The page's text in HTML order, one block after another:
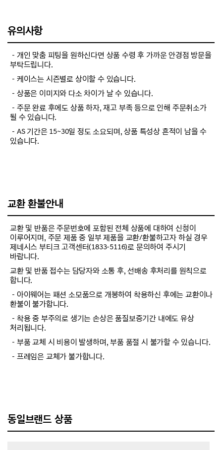
유의사항
－개인 맞춤 피팅을 원하신다면 상품 수령 후 가까운 안경점 방문을
부탁드립니다.
－케이스는 시즌별로 상이할 수 있습니다.
－상품은 이미지와 다소 차이가 날 수 있습니다.
－주문 완료 후에도 상품 하자, 재고 부족 등으로 인해 주문취소가
될 수 있습니다.
－AS 기간은 15~30일 정도 소요되며, 상품 특성상 흔적이 남을 수
있습니다.
교환 환불안내
교환 및 반품은 주문번호에 포함된 전체 상품에 대하여 신청이
이루어지며, 주문 제품 중 일부 제품을 교환/환불하고자 하실 경우
제네시스 부티크 고객센터(1833-5116)로 문의하여 주시기
바랍니다.
교환 및 반품 접수는 담당자와 소통 후, 선배송 후처리를 원칙으로
합니다.
－아이웨어는 패션 소모품으로 개봉하여 착용하신 후에는 교환이나
환불이 불가합니다.
－착용 중 부주의로 생기는 손상은 품질보증기간 내에도 유상
처리됩니다.
－부품 교체 시 비용이 발생하며, 부품 품절 시 불가할 수 있습니다.
－프레임은 교체가 불가합니다.
동일브랜드 상품